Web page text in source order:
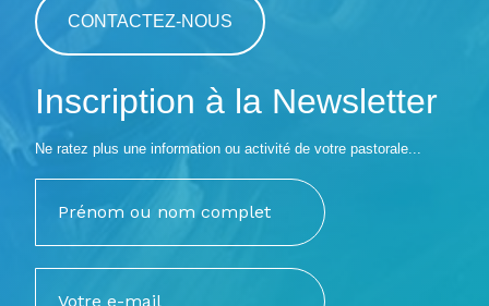
CONTACTEZ-NOUS
Inscription à la Newsletter
Ne ratez plus une information ou activité de votre pastorale...